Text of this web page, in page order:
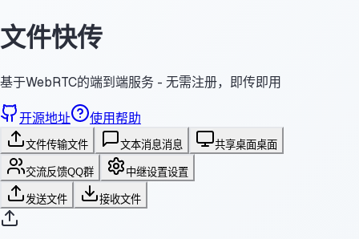
文件快传
基于WebRTC的端到端服务 - 无需注册，即传即用
开源地址 使用帮助
文件传输文件 文本消息消息 共享桌面桌面
交流反馈QQ群 中继设置设置
发送文件 接收文件